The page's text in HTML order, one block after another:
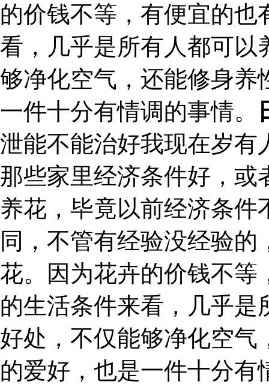
的价钱不等，有便宜的
看，几乎是所有人都可以
够净化空气，还能修身养
一件十分有情调的事情。
泄能不能治好我现在岁有
那些家里经济条件好，或
养花，毕竟以前经济条
同，不管有经验没经验
花。因为花卉的价钱不等
的生活条件来看，几乎
好处，不仅能够净化空气
的爱好，也是一件十分